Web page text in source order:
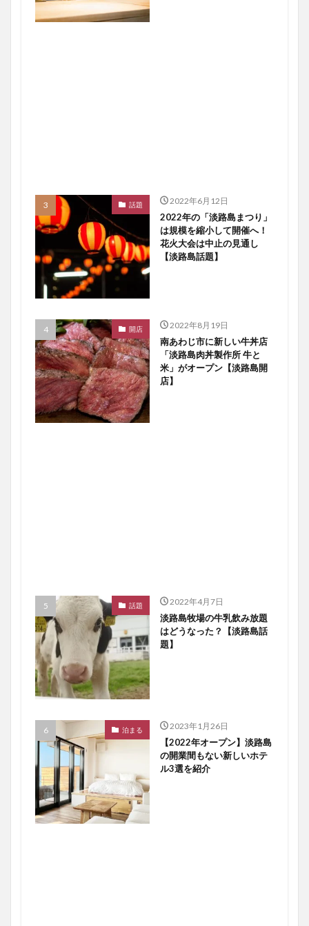
話題 2022年6月12日
2022年の「淡路島まつり」
は規模を縮小して開催へ！
花火大会は中止の見通し
【淡路島話題】
開店 2022年8月19日
南あわじ市に新しい牛丼店
「淡路島肉丼製作所 牛と
米」がオープン【淡路島開
店】
話題 2022年4月7日
淡路島牧場の牛乳飲み放題
はどうなった？【淡路島話
題】
泊まる 2023年1月26日
【2022年オープン】淡路島
の開業間もない新しいホテ
ル3選を紹介